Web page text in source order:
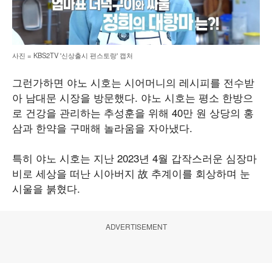
사진 = KBS2TV '신상출시 편스토랑' 캡처
그런가하면 야노 시호는 시어머니의 레시피를 전수받
아 남대문 시장을 방문했다. 야노 시호는 평소 한방으
로 건강을 관리하는 추성훈을 위해 40만 원 상당의 홍
삼과 한약을 구매해 놀라움을 자아냈다.
특히 야노 시호는 지난 2023년 4월 갑작스러운 심장마
비로 세상을 떠난 시아버지 故 추계이를 회상하며 눈
시울을 붉혔다.
ADVERTISEMENT